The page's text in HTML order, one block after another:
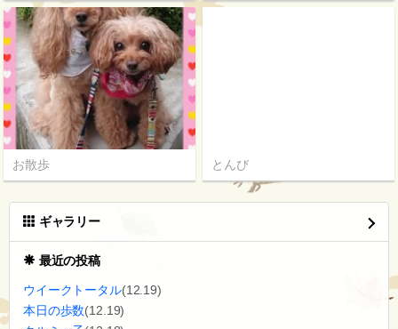
お散歩 とんび
ギャラリー
最近の投稿
ウイークトータル(12.19)
本日の歩数(12.19)